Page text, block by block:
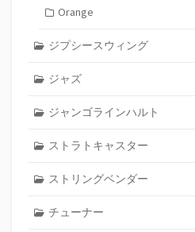
Orange
ジプシースウィング
ジャズ
ジャンゴラインハルト
ストラトキャスター
ストリングベンダー
チューナー